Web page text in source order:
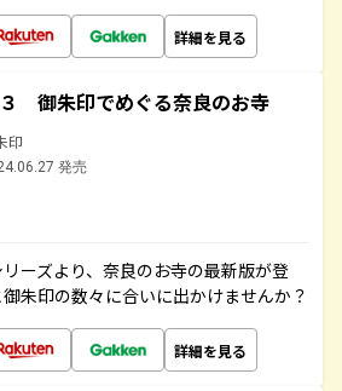
詳細を見る
御朱印でめぐる奈良のお寺
印
発売
ーズより、奈良のお寺の最新版が登
朱印の数々に合いに出かけませんか？
詳細を見る